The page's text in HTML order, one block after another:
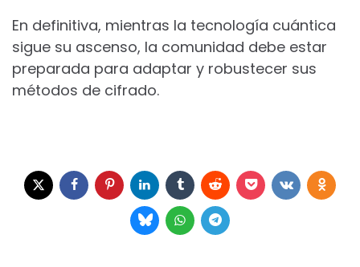
En definitiva, mientras la tecnología cuántica
sigue su ascenso, la comunidad debe estar
preparada para adaptar y robustecer sus
métodos de cifrado.